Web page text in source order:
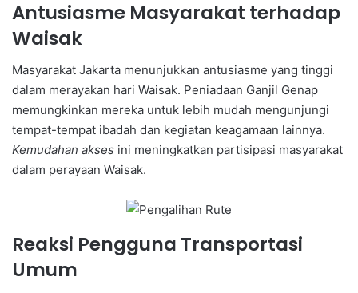
Antusiasme Masyarakat terhadap
Waisak
Masyarakat Jakarta menunjukkan antusiasme yang tinggi
dalam merayakan hari Waisak. Peniadaan Ganjil Genap
memungkinkan mereka untuk lebih mudah mengunjungi
tempat-tempat ibadah dan kegiatan keagamaan lainnya.
Kemudahan akses ini meningkatkan partisipasi masyarakat
dalam perayaan Waisak.
Reaksi Pengguna Transportasi
Umum